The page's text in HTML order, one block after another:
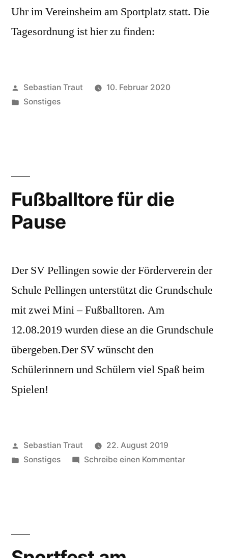
Uhr im Vereinsheim am Sportplatz statt. Die
Tagesordnung ist hier zu finden:
Veröffentlicht
von
Sebastian Traut
10. Februar 2020
Veröffentlicht
Sonstiges
Fußballtore für die
Pause
Der SV Pellingen sowie der Förderverein der
Schule Pellingen unterstützt die Grundschule
mit zwei Mini – Fußballtoren. Am
12.08.2019 wurden diese an die Grundschule
übergeben.Der SV wünscht den
Schülerinnern und Schülern viel Spaß beim
Spielen!
Veröffentlicht
von
Sebastian Traut
22. August 2019
Veröffentlicht
Sonstiges Schreibe einen Kommentarzu